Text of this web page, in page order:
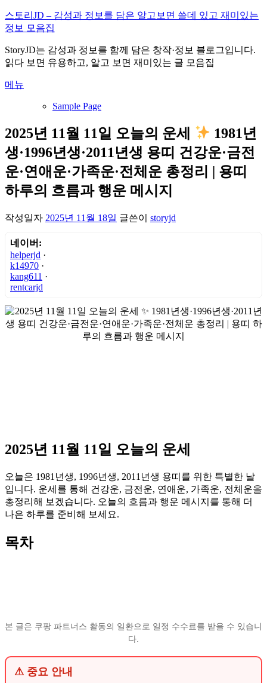
내
용
로
바
가
스토리JD – 감성과 정보를 담은 알고보면 쓸데 있고 재미있는
정보 모음집
StoryJD는 감성과 정보를 함께 담은 창작·정보 블로그입니다.
읽다 보면 유용하고, 알고 보면 재미있는 글 모음집
메뉴
Sample Page
2025년 11월 11일 오늘의 운세
1981년
생·1996년생·2011년생 용띠 건강운·금전
운·연애운·가족운·전체운 총정리 | 용띠
하루의 흐름과 행운 메시지
작성일자 2025년 11월 18일 글쓴이 storyjd
네이버:
helperjd ·
k14970 ·
kang611 ·
rentcarjd
2025년 11월 11일 오늘의 운세
오늘은 1981년생, 1996년생, 2011년생 용띠를 위한 특별한 날
입니다. 운세를 통해 건강운, 금전운, 연애운, 가족운, 전체운을
총정리해 보겠습니다. 오늘의 흐름과 행운 메시지를 통해 더
나은 하루를 준비해 보세요.
목차
본 글은 쿠팡 파트너스 활동의 일환으로 일정 수수료를 받을 수 있습니
다.
⚠ 중요 안내